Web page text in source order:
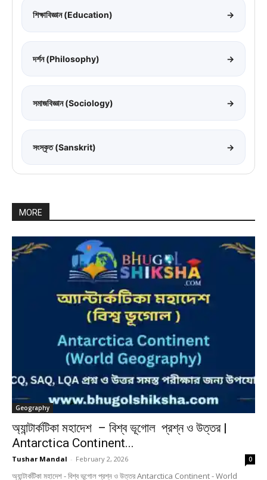
শিক্ষাবিজ্ঞান (Education) →
দর্শন (Philosophy) →
সমাজবিজ্ঞান (Sociology) →
সংস্কৃত (Sanskrit) →
MORE
Geography
অ্যান্টার্কটিকা মহাদেশ – বিশ্ব ভূগোল প্রশ্ন ও উত্তর |
Antarctica Continent...
Tushar Mandal - February 2, 2026 0
অ্যান্টার্কটিকা মহাদেশ - বিশ্ব ভূগোল প্রশ্ন ও উত্তর Antarctica Continent - World